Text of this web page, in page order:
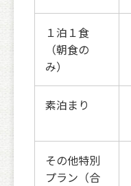
１泊１食
（朝食の
み）
素泊まり
その他特別
プラン（合